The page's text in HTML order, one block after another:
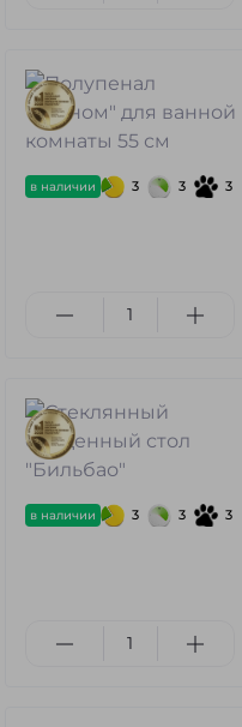
в наличии 3 3 3
в наличии 3 3 3